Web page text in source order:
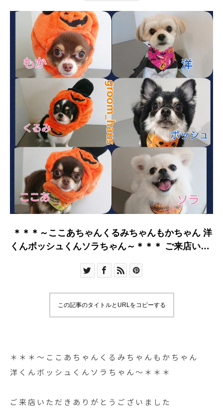
⁡ ＊＊＊～ここあちゃんくるみちゃんもかちゃん 洋
くんボッシュくんソラちゃん～＊＊＊ ご来店いた
この記事のタイトルとURLをコピーする
＊＊＊～ここあちゃんくるみちゃんもかちゃん
洋くんボッシュくんソラちゃん～＊＊＊
ご来店いただきありがとうございました